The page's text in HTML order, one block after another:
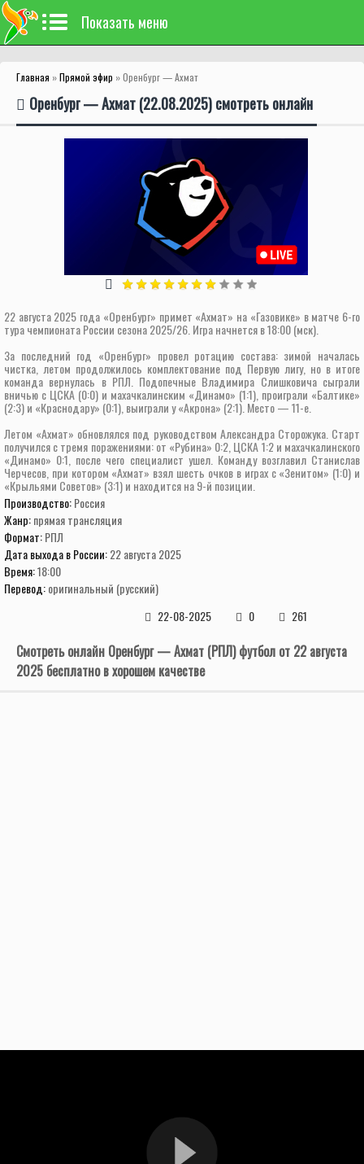
Показать меню
Главная »Прямой эфир » Оренбург — Ахмат
Оренбург — Ахмат (22.08.2025) смотреть онлайн
22 августа 2025 года «Оренбург» примет «Ахмат» на «Газовике» в матче 6-го
тура чемпионата России сезона 2025/26. Игра начнется в 18:00 (мск).
За последний год «Оренбург» провел ротацию состава: зимой началась
чистка, летом продолжилось комплектование под Первую лигу, но в итоге
команда вернулась в РПЛ. Подопечные Владимира Слишковича сыграли
вничью с ЦСКА (0:0) и махачкалинским «Динамо» (1:1), проиграли «Балтике»
(2:3) и «Краснодару» (0:1), выиграли у «Акрона» (2:1). Место — 11-е.
Летом «Ахмат» обновлялся под руководством Александра Сторожука. Старт
получился с тремя поражениями: от «Рубина» 0:2, ЦСКА 1:2 и махачкалинского
«Динамо» 0:1, после чего специалист ушел. Команду возглавил Станислав
Черчесов, при котором «Ахмат» взял шесть очков в играх с «Зенитом» (1:0) и
«Крыльями Советов» (3:1) и находится на 9-й позиции.
Производство:Россия
Жанр:прямая трансляция
Формат:РПЛ
Дата выхода в России:22 августа 2025
Время:18:00
Перевод:оригинальный (русский)
22-08-2025
0 261
Смотреть онлайн Оренбург — Ахмат (РПЛ) футбол от 22 августа
2025 бесплатно в хорошем качестве